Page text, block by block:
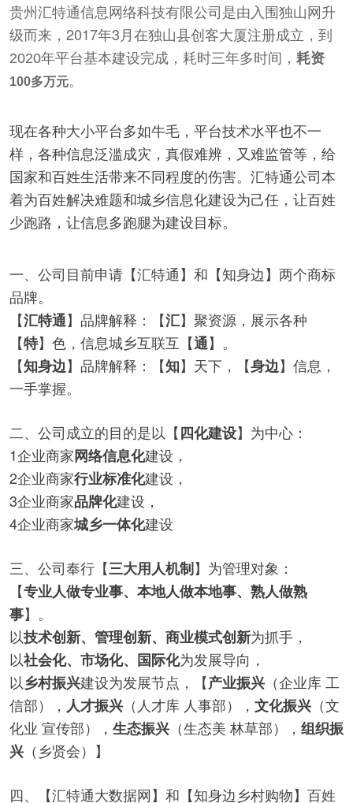
贵州汇特通信息网络科技有限公司是由入围独山网升
级而来，2017年3月在独山县创客大厦注册成立， 到
2020年平台基本建设完成，耗时三年多时间， 耗资
100多万元。
现在各种大小平台多如牛毛，平台技术水平也不一
样，各种信息泛滥成灾，真假难辨，又难监管等，给
国家和百姓生活带来不同程度的伤害。汇特通公司本
着为百姓解决难题和城乡信息化建设为己任，让百姓
少跑路，让信息多跑腿为建设目标。
一、公司目前申请【汇特通】和【知身边】两个商标
品牌。
【汇特通】品牌解释：【汇】聚资源，展示各种
【特】色，信息城乡互联互【通】。
【知身边】品牌解释：【知】天下，【身边】信息，
一手掌握。
二、公司成立的目的是以【四化建设】为中心：
1企业商家网络信息化建设，
2企业商家行业标准化建设，
3企业商家品牌化建设，
4企业商家城乡一体化建设
三、公司奉行【三大用人机制】为管理对象：
【专业人做专业事、本地人做本地事、熟人做熟
事】。
以技术创新、管理创新、商业模式创新为抓手，
以社会化、市场化、国际化为发展导向，
以乡村振兴建设为发展节点，【产业振兴 （企业库 工
信部）， 人才振兴 （人才库 人事部）， 文化振兴 （文
化业 宣传部）， 生态振兴 （生态美 林草部）， 组织振
兴 （乡贤会）】
四、【汇特通大数据网】和【知身边乡村购物】百姓